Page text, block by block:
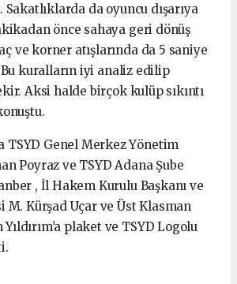
da oyuncu dışarıya
önce sahaya geri dönüş
ve korner atışlarında da 5 saniye
kuralların iyi analiz edilip
Aksi halde birçok kulüp sıkıntı
TSYD Genel Merkez Yönetim
Poyraz ve TSYD Adana Şube
, İl Hakem Kurulu Başkanı ve
Kürşad Uçar ve Üst Klasman
plaket ve TSYD Logolu